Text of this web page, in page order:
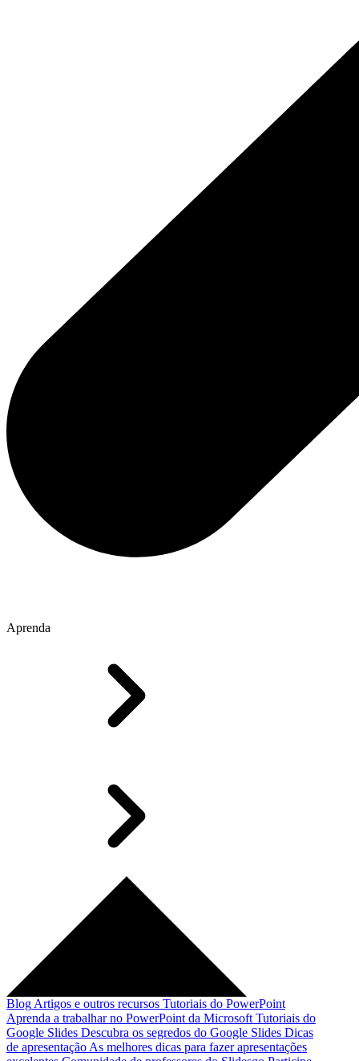
Aprenda
Blog Artigos e outros recursos Tutoriais do PowerPoint
Aprenda a trabalhar no PowerPoint da Microsoft Tutoriais do
Google Slides Descubra os segredos do Google Slides Dicas
de apresentação As melhores dicas para fazer apresentações